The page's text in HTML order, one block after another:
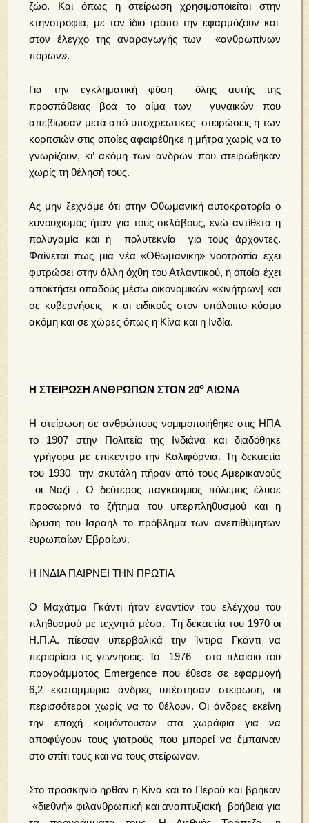
ζώο. Και όπως η στείρωση χρησιμοποιείται στην
κτηνοτροφία, με τον ίδιο τρόπο την εφαρμόζουν και
στον έλεγχο της αναραγωγής των «ανθρωπίνων
πόρων».
Για την εγκληματική φύση όλης αυτής της
προσπάθειας βοά το αίμα των γυναικών που
απεβίωσαν μετά από υποχρεωτικές στειρώσεις ή των
κοριτσιών στις οποίες αφαιρέθηκε η μήτρα χωρίς να το
γνωρίζουν, κι’ ακόμη των ανδρών που στειρώθηκαν
χωρίς τη θέλησή τους.
Ας μην ξεχνάμε ότι στην Οθωμανική αυτοκρατορία ο
ευνουχισμός ήταν για τους σκλάβους, ενώ αντίθετα η
πολυγαμία και η πολυτεκνία για τους άρχοντες.
Φαίνεται πως μια νέα «Οθωμανική» νοοτροπία έχει
φυτρώσει στην άλλη όχθη του Ατλαντικού, η οποία έχει
αποκτήσει οπαδούς μέσω οικονομικών «κινήτρων| και
σε κυβερνήσεις κ αι ειδικούς στον υπόλοιπο κόσμο
ακόμη και σε χώρες όπως η Κίνα και η Ινδία.
H ΣΤΕΙΡΩΣΗ ΑΝΘΡΩΠΩΝ ΣΤΟΝ 20ο ΑΙΩΝΑ
Η στείρωση σε ανθρώπους νομιμοποιήθηκε στις ΗΠΑ
το 1907 στην Πολιτεία της Ινδιάνα και διαδόθηκε
γρήγορα με επίκεντρο την Καλιφόρνια. Τη δεκαετία
του 1930 την σκυτάλη πήραν από τους Αμερικανούς
οι Ναζί . Ο δεύτερος παγκόσμιος πόλεμος έλυσε
προσωρινά το ζήτημα του υπερπληθυσμού και η
ίδρυση του Ισραήλ το πρόβλημα των ανεπιθύμητων
ευρωπαίων Εβραίων.
Η ΙΝΔΙΑ ΠΑΙΡΝΕΙ ΤΗΝ ΠΡΩΤΙΑ
Ο Μαχάτμα Γκάντι ήταν εναντίον του ελέγχου του
πληθυσμού με τεχνητά μέσα. Tη δεκαετία του 1970 οι
Η.Π.Α. πίεσαν υπερβολικά την Ίντιρα Γκάντι να
περιορίσει τις γεννήσεις. Το 1976 στο πλαίσιο του
προγράμματος Εmergence που έθεσε σε εφαρμογή
6,2 εκατομμύρια άνδρες υπέστησαν στείρωση, οι
περισσότεροι χωρίς να το θέλουν. Οι άνδρες εκείνη
την εποχή κοιμόντουσαν στα χωράφια για να
αποφύγουν τους γιατρούς που μπορεί να έμπαιναν
στο σπίτι τους και να τους στείρωναν.
Στο προσκήνιο ήρθαν η Κίνα και το Περού και βρήκαν
«διεθνή» φιλανθρωπική και αναπτυξιακή βοήθεια για